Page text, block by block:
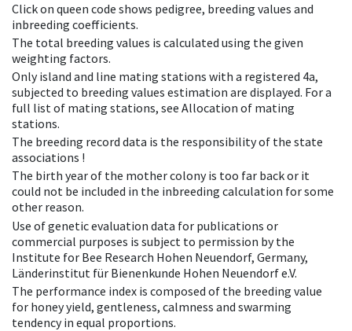
Click on queen code shows pedigree, breeding values and
inbreeding coefficients.
The total breeding values is calculated using the given
weighting factors.
Only island and line mating stations with a registered 4a,
subjected to breeding values estimation are displayed. For a
full list of mating stations, see Allocation of mating
stations.
The breeding record data is the responsibility of the state
associations !
The birth year of the mother colony is too far back or it
could not be included in the inbreeding calculation for some
other reason.
Use of genetic evaluation data for publications or
commercial purposes is subject to permission by the
Institute for Bee Research Hohen Neuendorf, Germany,
Länderinstitut für Bienenkunde Hohen Neuendorf e.V.
The performance index is composed of the breeding value
for honey yield, gentleness, calmness and swarming
tendency in equal proportions.